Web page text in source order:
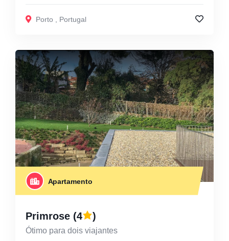
Porto Portugal
Apartamento
Primrose (4 )
Ótimo para dois viajantes